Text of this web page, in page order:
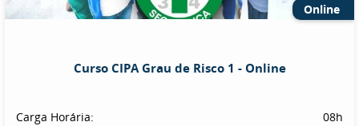
Online
Curso CIPA Grau de Risco 1 - Online
Carga Horária:
08h